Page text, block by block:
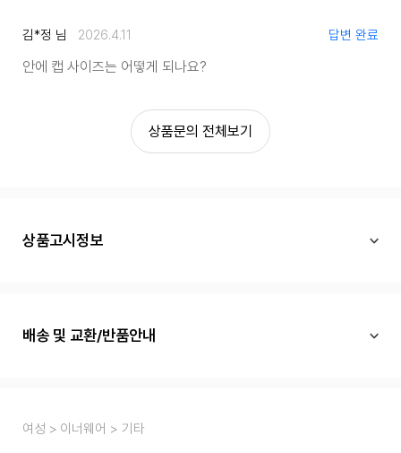
김*정 님 2026.4.11 답변 완료
안에 캡 사이즈는 어떻게 되나요?
상품문의 전체보기
상품고시정보
배송 및 교환/반품안내
여성 이너웨어 기타